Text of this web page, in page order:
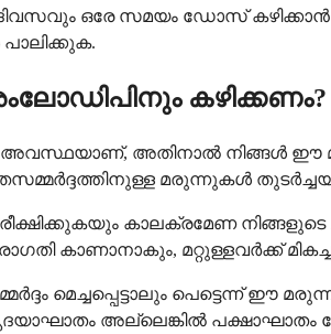
ദിവസവും ഒരേ സമയം ഡോസ്
കഴിക്കണം?
അതിനാൽ നിങ്ങൾ ഈ
മരുന്നുകൾ
കാലക്രമേണ
കാണാനാകും, മറ്റുള്ളവർക്ക്
മെച്ചപ്പെട്ടാലും പെട്ടെന്ന് ഈ
അല്ലെങ്കിൽ പക്ഷാഘാതം